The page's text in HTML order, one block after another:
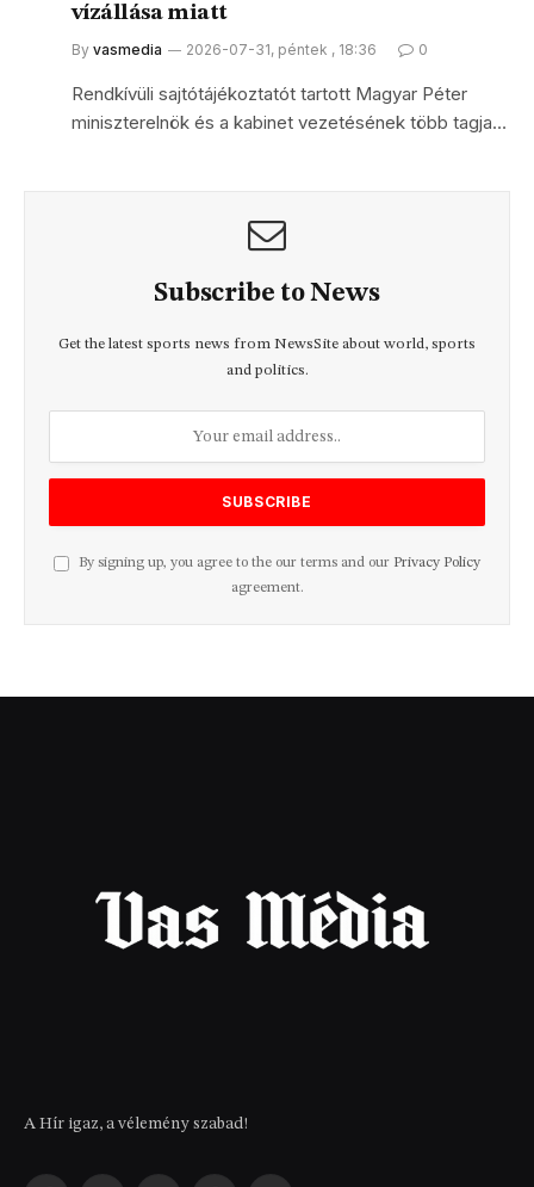
vízállása miatt
By vasmedia 2026-07-31, péntek , 18:36 0
Rendkívüli sajtótájékoztatót tartott Magyar Péter
miniszterelnök és a kabinet vezetésének több tagja…
Subscribe to News
Get the latest sports news from NewsSite about world, sports
and politics.
By signing up, you agree to the our terms and our Privacy Policy
agreement.
A Hír igaz, a vélemény szabad!